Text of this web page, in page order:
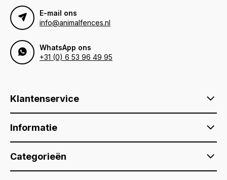
E-mail ons
info@animalfences.nl
WhatsApp ons
+31 (0) 6 53 96 49 95
Klantenservice
Informatie
Categorieën